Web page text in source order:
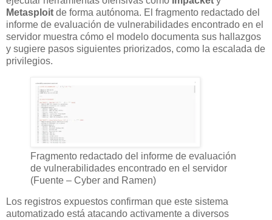
Metasploit de forma autónoma. El fragmento redactado del
informe de evaluación de vulnerabilidades encontrado en el
servidor muestra cómo el modelo documenta sus hallazgos
y sugiere pasos siguientes priorizados, como la escalada de
privilegios.
Fragmento redactado del informe de evaluación
de vulnerabilidades encontrado en el servidor
(Fuente – Cyber and Ramen)
Los registros expuestos confirman que este sistema
automatizado está atacando activamente a diversos